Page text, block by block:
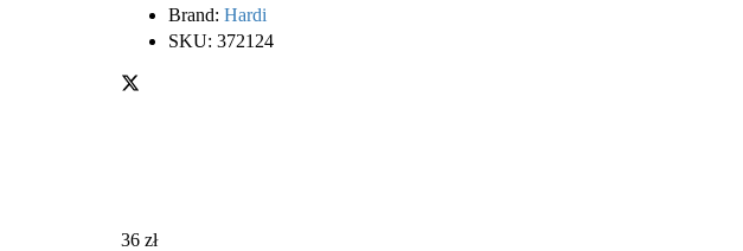
Brand: Hardi
SKU: 372124
36 zł